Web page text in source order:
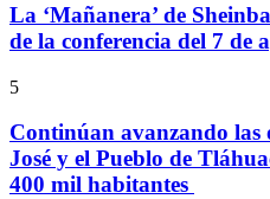
La ‘Mañanera’ de
de la conferencia del 7 de
5
Continúan avanzando las
José y el Pueblo de
400 mil habitantes